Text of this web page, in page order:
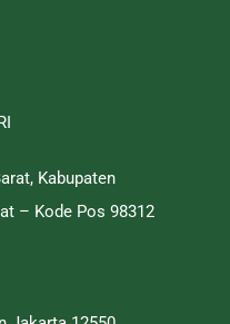
Kabupaten
– Kode Pos 98312